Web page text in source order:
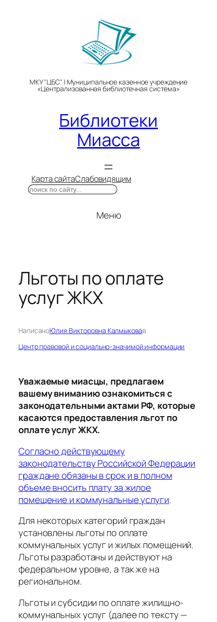
МКУ "ЦБС" | Муниципальное казенное учреждение
«Централизованная библиотечная система»
Библиотеки
Миасса
Карта сайтаСлабовидящим
Поиск
Меню
Льготы по оплате
услуг ЖКХ
НаписаноЮлия Викторовна Калмыковав
Центр правовой и социально-значимой информации
Уважаемые миасцы, предлагаем
вашему вниманию ознакомиться с
законодательными актами РФ, которые
касаются предоставления льгот по
оплате услуг ЖКХ.
Согласно действующему
законодательству Российской Федерации
граждане обязаны в срок и в полном
объеме вносить плату за жилое
помещение и коммунальные услуги.
Для некоторых категорий граждан
установлены льготы по оплате
коммунальных услуг и жилых помещений.
Льготы разработаны и действуют на
федеральном уровне, а так же на
региональном.
Льготы и субсидии по оплате жилищно-
коммунальных услуг (далее по тексту —